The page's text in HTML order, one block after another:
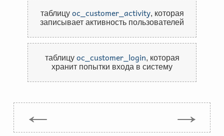
таблицу oc_customer_activity, которая
записывает активность пользователей
таблицу oc_customer_login, которая
хранит попытки входа в систему
← →